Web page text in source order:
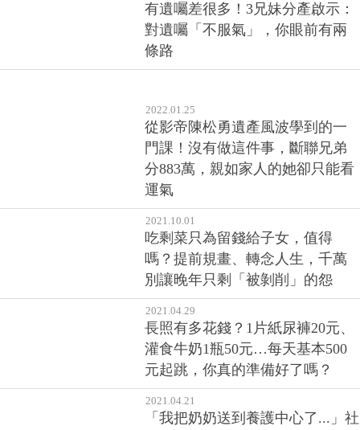
有遺囑差很多！3兄妹分產啟示：
對遺囑「不服氣」，你眼前有兩
條路
2022.01.25
從影帝陳松勇遺產風波學到的一
門課！沒有做這件事，斷聯兄弟
分883萬，親如家人的她卻只能看
運氣
2021.10.01
吃剩菜只為留錢給子女，值得
嗎？提前規畫、轉念人生，千萬
別讓晚年只剩「被剝削」的怨
2021.04.29
長照有多花錢？1片紙尿褲20元、
灌食牛奶1瓶50元…每天基本500
元起跳，你真的準備好了嗎？
2021.04.21
「我把奶奶送到養護中心了...」社